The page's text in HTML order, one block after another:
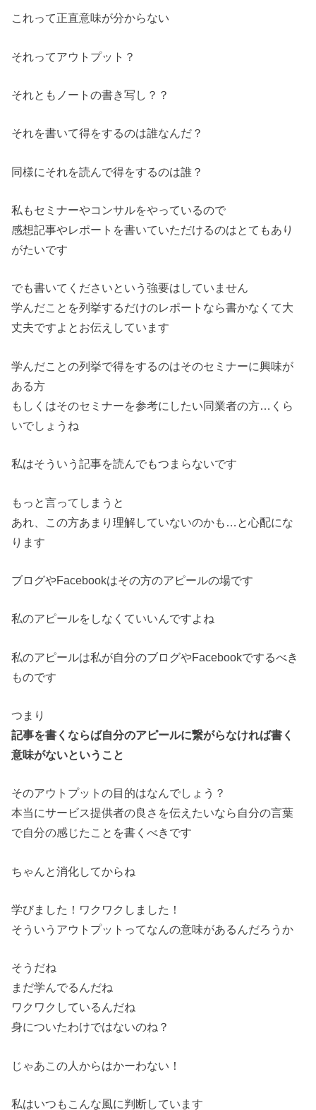
これって正直意味が分からない
それってアウトプット？
それともノートの書き写し？？
それを書いて得をするのは誰なんだ？
同様にそれを読んで得をするのは誰？
私もセミナーやコンサルをやっているので
感想記事やレポートを書いていただけるのはとてもあり
がたいです
でも書いてくださいという強要はしていません
学んだことを列挙するだけのレポートなら書かなくて大
丈夫ですよとお伝えしています
学んだことの列挙で得をするのはそのセミナーに興味が
ある方
もしくはそのセミナーを参考にしたい同業者の方…くら
いでしょうね
私はそういう記事を読んでもつまらないです
もっと言ってしまうと
あれ、この方あまり理解していないのかも…と心配にな
ります
ブログやFacebookはその方のアピールの場です
私のアピールをしなくていいんですよね
私のアピールは私が自分のブログやFacebookでするべき
ものです
つまり
記事を書くならば自分のアピールに繋がらなければ書く
意味がないということ
そのアウトプットの目的はなんでしょう？
本当にサービス提供者の良さを伝えたいなら自分の言葉
で自分の感じたことを書くべきです
ちゃんと消化してからね
学びました！ワクワクしました！
そういうアウトプットってなんの意味があるんだろうか
そうだね
まだ学んでるんだね
ワクワクしているんだね
身についたわけではないのね？
じゃあこの人からはかーわない！
私はいつもこんな風に判断しています